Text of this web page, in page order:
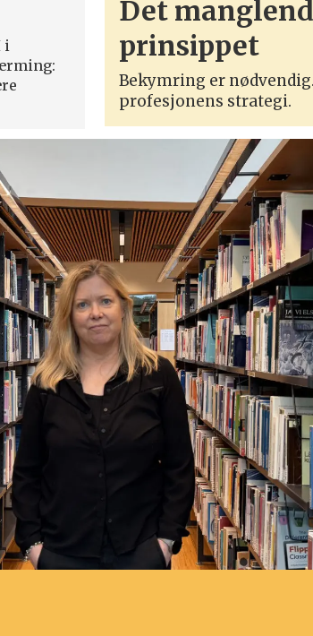
i
Det
prinsippet
Bekymring er
profesjonens strategi.